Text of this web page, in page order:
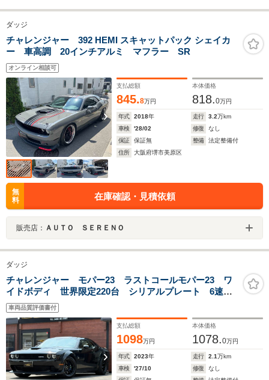
ダッジ
チャレンジャー 392 HEMI スキャットパック シェイカ
ー 車高調 20インチアルミ マフラー SR
オンライン相談可
支払総額
845.8万円
本体価格
818.0万円
年式 2018年 走行 3.2万km
車検
'28/02 修復
なし
保証
保証無 整備
法定整備付
住所
大阪府堺市美原区
無
料
在庫確認・見積依頼
販売店： ＡＵＴＯ ＳＥＲＥＮＯ
ダッジ
チャレンジャー モパー23 ラストコールモパー23 ワ
イドボディ 世界限定220台 シリアルプレート 6速マ
ニュアル モパーブルー専用ブレンボブレーキキャリパ
ー モパー専用ブルーデカール モパー専用タワーバ
ー ビルシュタインショック
車両品質評価書付
支払総額
1098万円
本体価格
1078.0万円
年式 2023年 走行 2.1万km
車検
'27/10 修復
なし